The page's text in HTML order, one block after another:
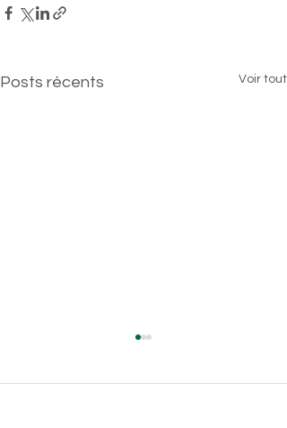
Posts récents Voir tout